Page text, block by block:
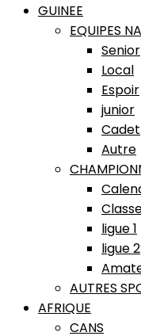
GUINEE
EQUIPES
Senior
Local
Espoir
junior
Cadet
Autre
ligue 1
ligue 2
AUTRES
AFRIQUE
CANS